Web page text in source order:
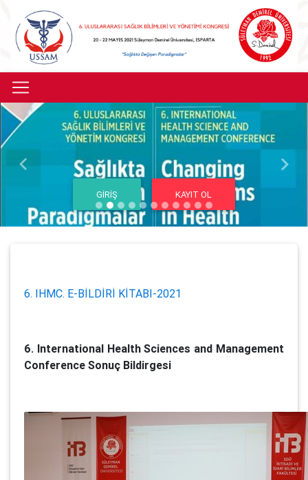
GIRIŞ KAYIT OL
Previous Next
6. IHMC. E-BİLDİRİ KİTABI-2021
6. International Health Sciences and Management
Conference Sonuç Bildirgesi